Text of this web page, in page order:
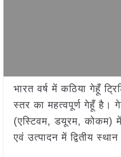
भारत वर्ष में कठिया गेहूँ
स्तर का महत्वपूर्ण गेहूँ है।
(एस्टिवम, डयूरम, कोकम)
एवं उत्पादन में द्वितीय